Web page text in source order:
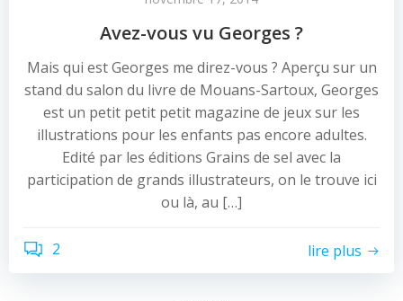
Avez-vous vu Georges ?
Mais qui est Georges me direz-vous ? Aperçu sur un
stand du salon du livre de Mouans-Sartoux, Georges
est un petit petit petit magazine de jeux sur les
illustrations pour les enfants pas encore adultes.
Edité par les éditions Grains de sel avec la
participation de grands illustrateurs, on le trouve ici
ou là, au […]
2 lire plus